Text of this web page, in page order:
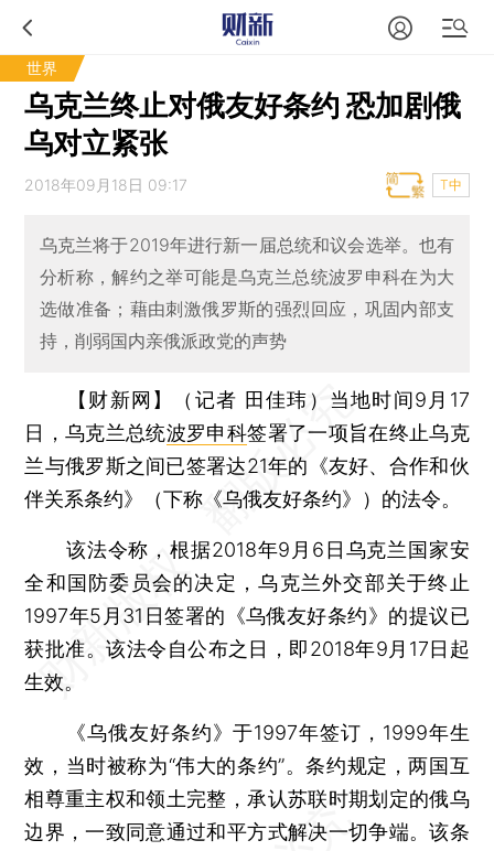
世界
乌克兰终止对俄友好条约 恐加剧俄
乌对立紧张
2018年09月18日 09:17 T中
乌克兰将于2019年进行新一届总统和议会选举。也有
分析称，解约之举可能是乌克兰总统波罗申科在为大
选做准备；藉由刺激俄罗斯的强烈回应，巩固内部支
持，削弱国内亲俄派政党的声势
【财新网】（记者 田佳玮） 当地时间9月17
日，乌克兰总统波罗申科签署了一项旨在终止乌克
兰与俄罗斯之间已签署达21年的《友好、合作和伙
伴关系条约》（下称《乌俄友好条约》）的法令。
该法令称，根据2018年9月6日乌克兰国家安
全和国防委员会的决定，乌克兰外交部关于终止
1997年5月31日签署的《乌俄友好条约》的提议已
获批准。该法令自公布之日，即2018年9月17日起
生效。
《乌俄友好条约》于1997年签订，1999年生
效，当时被称为“伟大的条约”。条约规定，两国互
相尊重主权和领土完整，承认苏联时期划定的俄乌
边界，一致同意通过和平方式解决一切争端。该条